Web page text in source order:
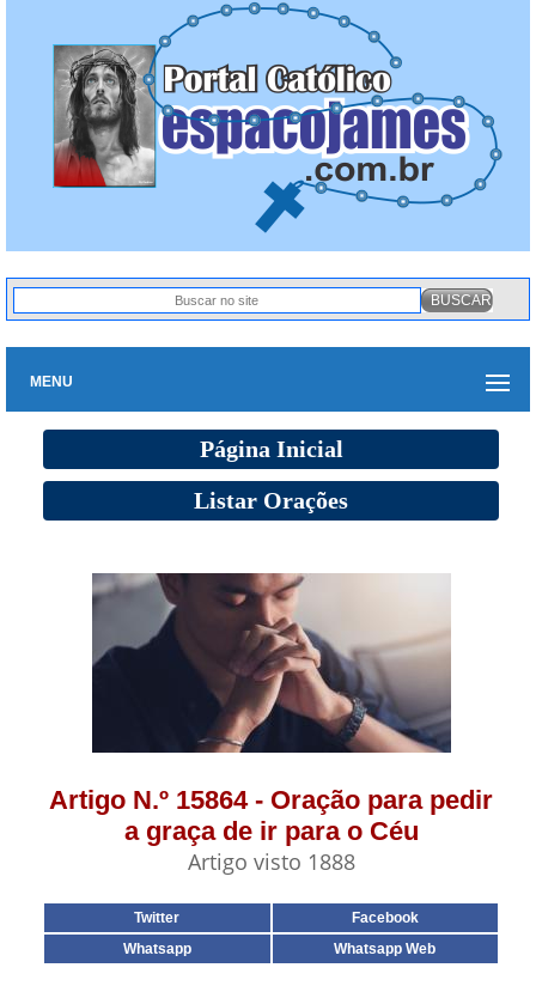
MENU
Página Inicial
Listar Orações
Artigo N.º 15864 - Oração para pedir
a graça de ir para o Céu
Artigo visto 1888
Twitter
Facebook
Whatsapp
Whatsapp Web